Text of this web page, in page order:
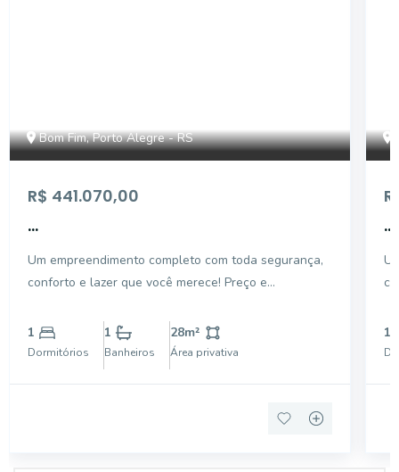
Bom Fim, Porto Alegre - RS
R$ 441.070,00
...
Um empreendimento completo com toda segurança,
conforto e lazer que você merece! Preço e
aviso prévio.
1
Dormitórios
1
Banheiros
28m²
Área privativa
...
1